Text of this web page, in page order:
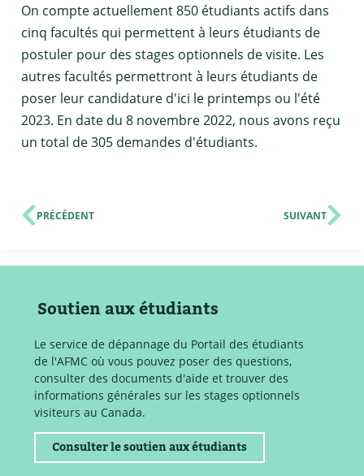
On compte actuellement 850 étudiants actifs dans
cinq facultés qui permettent à leurs étudiants de
postuler pour des stages optionnels de visite. Les
autres facultés permettront à leurs étudiants de
poser leur candidature d'ici le printemps ou l'été
2023. En date du 8 novembre 2022, nous avons reçu
un total de 305 demandes d'étudiants.
PRÉCÉDENT SUIVANT
Soutien aux étudiants
Le service de dépannage du Portail des étudiants
de l'AFMC où vous pouvez poser des questions,
consulter des documents d'aide et trouver des
informations générales sur les stages optionnels
visiteurs au Canada.
Consulter le soutien aux étudiants